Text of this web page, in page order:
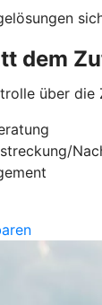
dem
über